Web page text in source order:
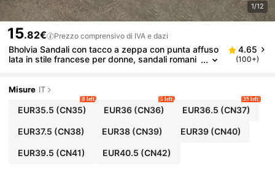
1/12
15.82€ Prezzo comprensivo di IVA e dazi
Bholvia Sandali con tacco a zeppa con punta affuso
lata in stile francese per donne, sandali romani
4.65
(100+)
Misure IT
EUR35.5 (CN35)
8 left
EUR36 (CN36)
5 left
EUR36.5 (CN37)
39 left
EUR37.5 (CN38) EUR38 (CN39) EUR39(CN40)
EUR39.5 (CN41) EUR40.5 (CN42)